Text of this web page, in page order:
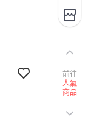
前往
人氣
商品